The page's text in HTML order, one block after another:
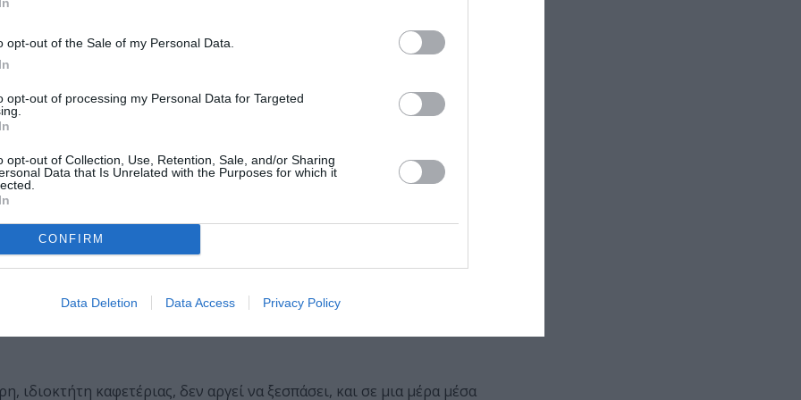
opt-out of the Sale of my Personal Data.
opt-out of processing my Personal Data for Targeted
opt-out of Collection, Use, Retention, Sale, and/or Sharing
Data that Is Unrelated with the Purposes for which it
CONFIRM
Data Deletion Data Access Privacy Policy
χαμένης αγάπης. Ένα βραβευμένο αυτοβιογραφικό μυθιστόρημα
ιδιοκτήτη καφετέριας, δεν αργεί να ξεσπάσει, και σε μια μέρα μέσα